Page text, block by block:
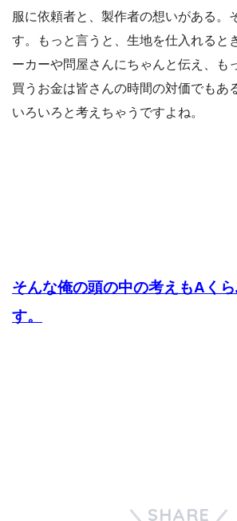
服に依頼者と、製作者の想いがある。
す。もっと言うと、生地を仕入れると
ーカーや問屋さんにちゃんと伝え、も
買うお金は皆さんの時間の対価でもあ
いろいろと考えちゃうですよね。
そんな俺の頭の中の考えもAく
す。
SHARE